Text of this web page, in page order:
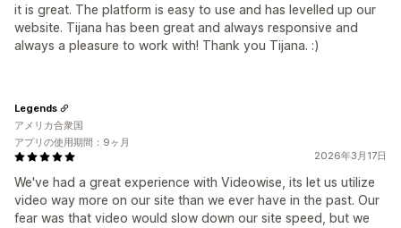
it is great. The platform is easy to use and has levelled up our
website. Tijana has been great and always responsive and
always a pleasure to work with! Thank you Tijana. :)
2026年3月17日
We've had a great experience with Videowise, its let us utilize
video way more on our site than we ever have in the past. Our
fear was that video would slow down our site speed, but we
Legends
アメリカ合衆国
アプリの使用期間：9ヶ月